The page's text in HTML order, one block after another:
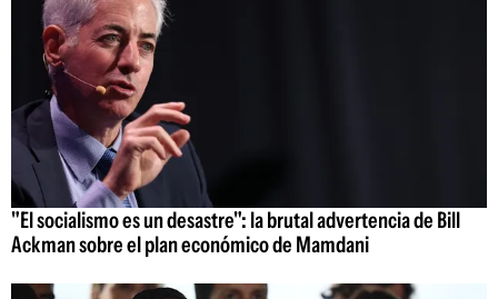
"El socialismo es un desastre": la brutal advertencia de Bill
Ackman sobre el plan económico de Mamdani